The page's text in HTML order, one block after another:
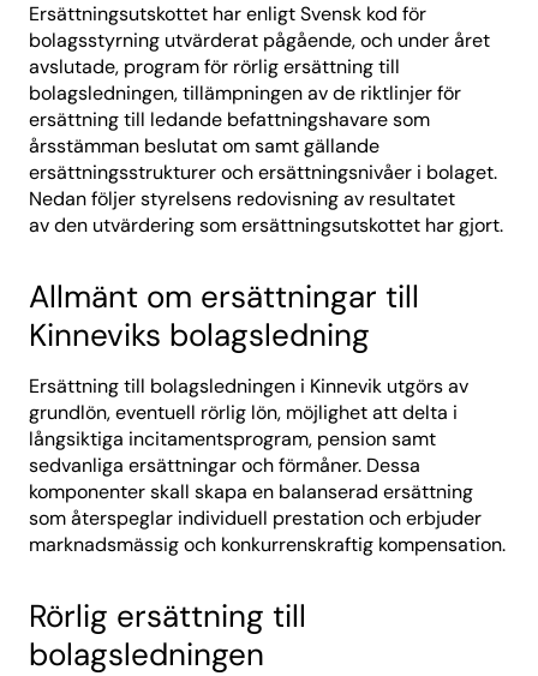
Ersättningsutskottet har enligt Svensk kod för
bolagsstyrning utvärderat pågående, och under året
avslutade, program för rörlig ersättning till
bolagsledningen, tillämpningen av de riktlinjer för
ersättning till ledande befattningshavare som
årsstämman beslutat om samt gällande
ersättningsstrukturer och ersättningsnivåer i bolaget.
Nedan följer styrelsens redovisning av resultatet
av den utvärdering som ersättningsutskottet har gjort.
Allmänt om ersättningar till
Kinneviks bolagsledning
Ersättning till bolagsledningen i Kinnevik utgörs av
grundlön, eventuell rörlig lön, möjlighet att delta i
långsiktiga incitamentsprogram, pension samt
sedvanliga ersättningar och förmåner. Dessa
komponenter skall skapa en balanserad ersättning
som återspeglar individuell prestation och erbjuder
marknadsmässig och konkurrenskraftig kompensation.
Rörlig ersättning till
bolagsledningen